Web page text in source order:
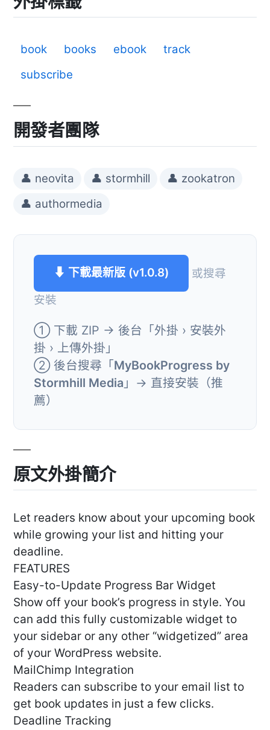
book books ebook
track
subscribe
開發者團隊
👤 neovita 👤 stormhill
👤 zookatron
👤 authormedia
⬇ 下載最新版 (v1.0.8)
或搜尋
安裝
① 下載 ZIP → 後台「外掛 › 安裝外
掛 › 上傳外掛」
② 後台搜尋「MyBookProgress by
Stormhill Media 」→ 直接安裝（推
薦）
原文外掛簡介
Let readers know about your upcoming book
while growing your list and hitting your
deadline.
FEATURES
Easy-to-Update Progress Bar Widget
Show off your book’s progress in style. You
can add this fully customizable widget to
your sidebar or any other “widgetized” area
of your WordPress website.
MailChimp Integration
Readers can subscribe to your email list to
get book updates in just a few clicks.
Deadline Tracking